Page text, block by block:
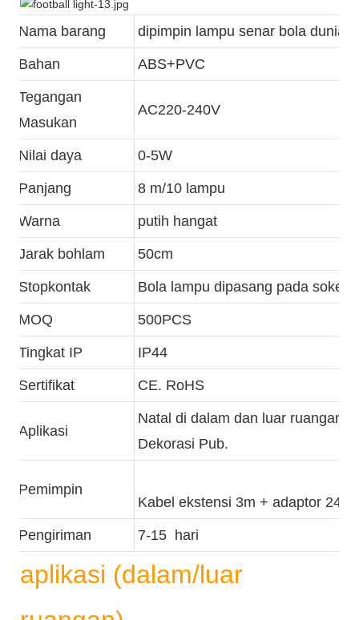
Nama barang dipimpin lampu senar bola dunia
Bahan ABS+PVC
Tegangan
Masukan
AC220-240V
Nilai daya 0-5W
Panjang 8 m/10 lampu
Warna putih hangat
Jarak bohlam 50cm
Stopkontak Bola lampu dipasang pada soket
MOQ 500PCS
Tingkat IP IP44
Sertifikat CE. RoHS
Aplikasi
Natal di dalam dan luar ruangan /
Dekorasi Pub.
Pemimpin
Kabel ekstensi 3m + adaptor 24v
Pengiriman 7-15 hari
aplikasi (dalam/luar